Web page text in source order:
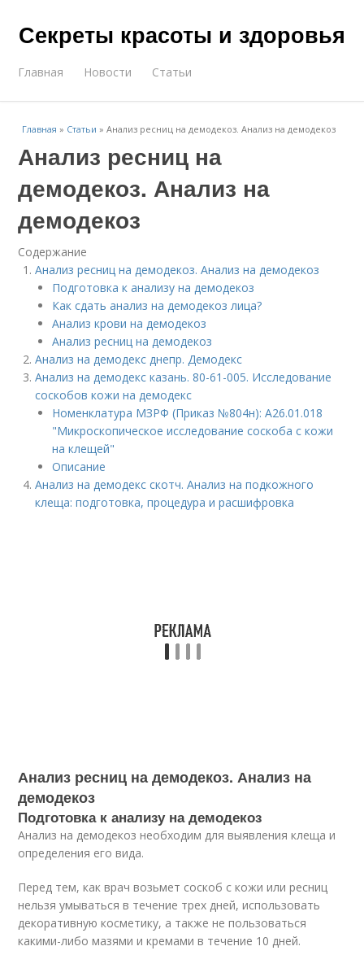
Секреты красоты и здоровья
Главная Новости Статьи
Главная » Статьи »Анализ ресниц на демодекоз. Анализ на демодекоз
Анализ ресниц на
демодекоз. Анализ на
демодекоз
Содержание
Анализ ресниц на демодекоз. Анализ на демодекоз
Подготовка к анализу на демодекоз
Как сдать анализ на демодекоз лица?
Анализ крови на демодекоз
Анализ ресниц на демодекоз
Анализ на демодекс днепр. Демодекс
Анализ на демодекс казань. 80-61-005. Исследование
соскобов кожи на демодекс
Номенклатура МЗРФ (Приказ №804н): A26.01.018
"Микроскопическое исследование соскоба с кожи
на клещей"
Описание
Анализ на демодекс скотч. Анализ на подкожного
клеща: подготовка, процедура и расшифровка
Анализ ресниц на демодекоз. Анализ на
демодекоз
Подготовка к анализу на демодекоз
Анализ на демодекоз необходим для выявления клеща и
определения его вида.
Перед тем, как врач возьмет соскоб с кожи или ресниц
нельзя умываться в течение трех дней, использовать
декоративную косметику, а также не пользоваться
какими-либо мазями и кремами в течение 10 дней.